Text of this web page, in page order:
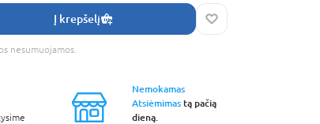
Į krepšelį
nesumuojamos.
Nemokamas
Atsiėmimastą pačią
dieną.